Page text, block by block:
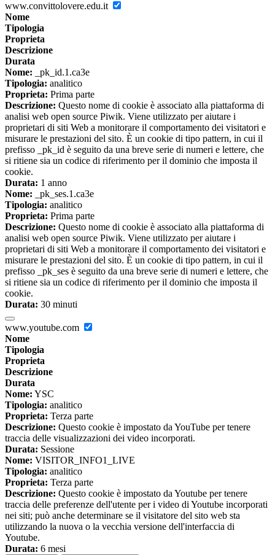
www.convittolovere.edu.it
Nome
Tipologia
Proprieta
Descrizione
Durata
Nome: _pk_id.1.ca3e
Tipologia: analitico
Proprieta: Prima parte
Descrizione: Questo nome di cookie è associato alla piattaforma di
analisi web open source Piwik. Viene utilizzato per aiutare i
proprietari di siti Web a monitorare il comportamento dei visitatori e
misurare le prestazioni del sito. È un cookie di tipo pattern, in cui il
prefisso _pk_id è seguito da una breve serie di numeri e lettere, che
si ritiene sia un codice di riferimento per il dominio che imposta il
cookie.
Durata: 1 anno
Nome: _pk_ses.1.ca3e
Tipologia: analitico
Proprieta: Prima parte
Descrizione: Questo nome di cookie è associato alla piattaforma di
analisi web open source Piwik. Viene utilizzato per aiutare i
proprietari di siti Web a monitorare il comportamento dei visitatori e
misurare le prestazioni del sito. È un cookie di tipo pattern, in cui il
prefisso _pk_ses è seguito da una breve serie di numeri e lettere, che
si ritiene sia un codice di riferimento per il dominio che imposta il
cookie.
Durata: 30 minuti
www.youtube.com
Nome
Tipologia
Proprieta
Descrizione
Durata
Nome: YSC
Tipologia: analitico
Proprieta: Terza parte
Descrizione: Questo cookie è impostato da YouTube per tenere
traccia delle visualizzazioni dei video incorporati.
Durata: Sessione
Nome: VISITOR_INFO1_LIVE
Tipologia: analitico
Proprieta: Terza parte
Descrizione: Questo cookie è impostato da Youtube per tenere
traccia delle preferenze dell'utente per i video di Youtube incorporati
nei siti; può anche determinare se il visitatore del sito web sta
utilizzando la nuova o la vecchia versione dell'interfaccia di
Youtube.
Durata: 6 mesi